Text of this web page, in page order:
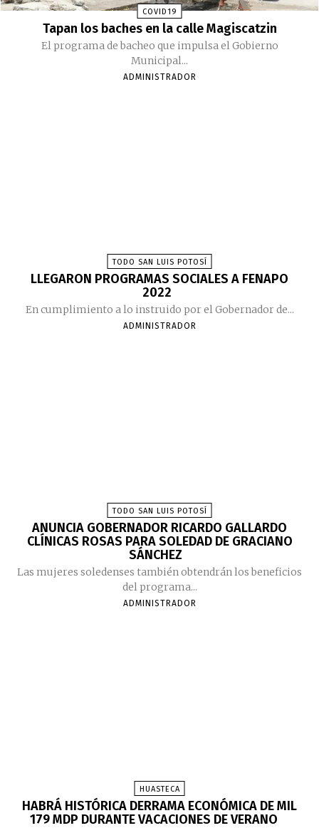
COVID19
Tapan los baches en la calle Magiscatzin
El programa de bacheo que impulsa el Gobierno
Municipal...
ADMINISTRADOR
TODO SAN LUIS POTOSÍ
LLEGARON PROGRAMAS SOCIALES A FENAPO
2022
En cumplimiento a lo instruido por el Gobernador de...
ADMINISTRADOR
TODO SAN LUIS POTOSÍ
ANUNCIA GOBERNADOR RICARDO GALLARDO
CLÍNICAS ROSAS PARA SOLEDAD DE GRACIANO
SÁNCHEZ
Las mujeres soledenses también obtendrán los beneficios
del programa...
ADMINISTRADOR
HUASTECA
HABRÁ HISTÓRICA DERRAMA ECONÓMICA DE MIL
179 MDP DURANTE VACACIONES DE VERANO